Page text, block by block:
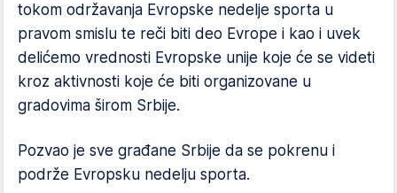
tokom održavanja Evropske nedelje sporta u
pravom smislu te reči biti deo Evrope i kao i uvek
delićemo vrednosti Evropske unije koje će se videti
kroz aktivnosti koje će biti organizovane u
gradovima širom Srbije.
Pozvao je sve građane Srbije da se pokrenu i
podrže Evropsku nedelju sporta.